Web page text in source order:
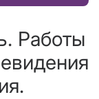
Работы